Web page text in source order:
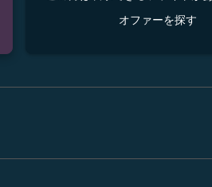
オファーを探す